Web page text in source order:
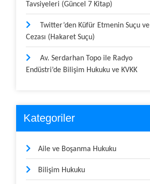
Tavsiyeleri (Güncel 7 Kitap)
Twitter’den Küfür Etmenin Suçu ve
Cezası (Hakaret Suçu)
Av. Serdarhan Topo ile Radyo
Endüstri’de Bilişim Hukuku ve KVKK
Kategoriler
Aile ve Boşanma Hukuku
Bilişim Hukuku